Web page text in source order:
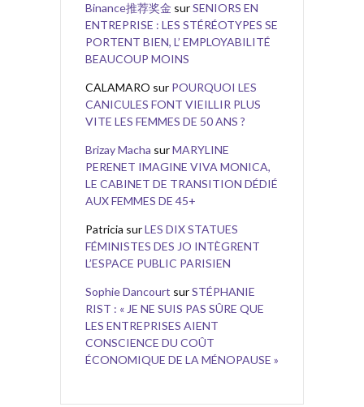
Binance推荐奖金 surSENIORS EN
ENTREPRISE : LES STÉRÉOTYPES SE
PORTENT BIEN, L’ EMPLOYABILITÉ
BEAUCOUP MOINS
CALAMARO sur POURQUOI LES
CANICULES FONT VIEILLIR PLUS
VITE LES FEMMES DE 50 ANS ?
Brizay Macha surMARYLINE
PERENET IMAGINE VIVA MONICA,
LE CABINET DE TRANSITION DÉDIÉ
AUX FEMMES DE 45+
Patricia surLES DIX STATUES
FÉMINISTES DES JO INTÈGRENT
L’ESPACE PUBLIC PARISIEN
Sophie Dancourt surSTÉPHANIE
RIST : « JE NE SUIS PAS SÛRE QUE
LES ENTREPRISES AIENT
CONSCIENCE DU COÛT
ÉCONOMIQUE DE LA MÉNOPAUSE »